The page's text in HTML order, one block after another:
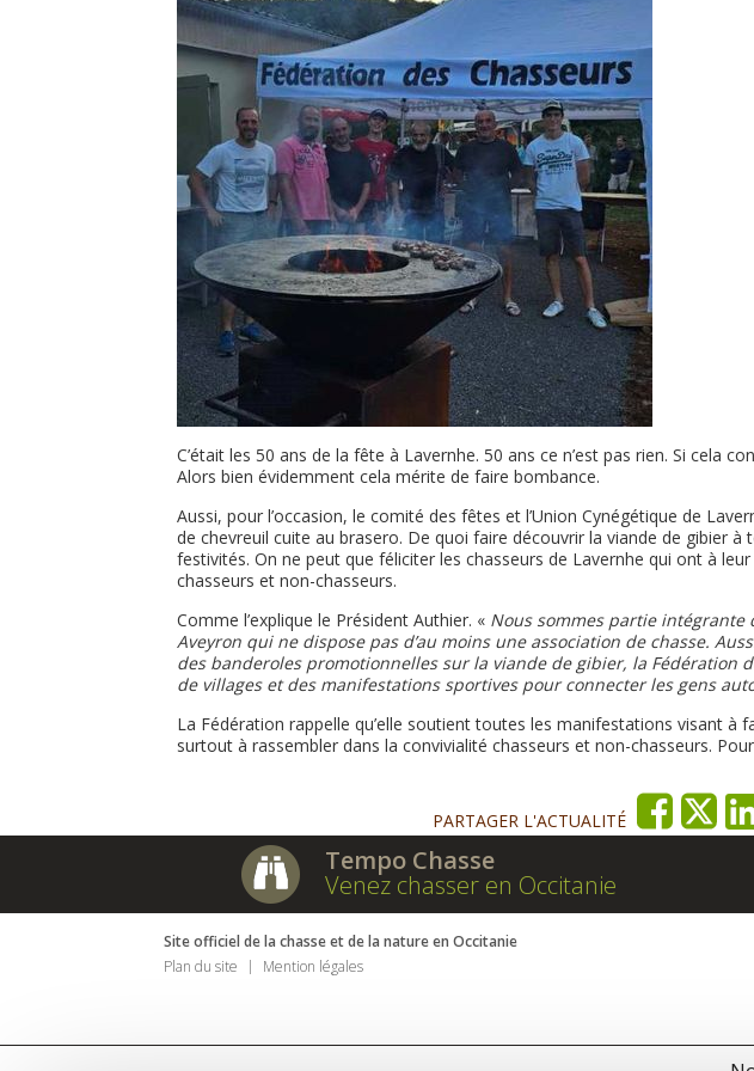
C’était les 50 ans de la fête à Lavernhe. 50 ans ce n’est pas rien. Si cela
Alors bien évidemment cela mérite de faire bombance.
Aussi, pour l’occasion, le comité des fêtes et l’Union Cynégétique de
de chevreuil cuite au brasero. De quoi faire découvrir la viande de gibier
festivités. On ne peut que féliciter les chasseurs de Lavernhe qui ont à
chasseurs et non-chasseurs.
Comme l’explique le Président Authier. « Nous sommes partie intégrante
Aveyron qui ne dispose pas d’au moins une association de chasse.
des banderoles promotionnelles sur la viande de gibier, la Fédération
de villages et des manifestations sportives pour connecter les gens
La Fédération rappelle qu’elle soutient toutes les manifestations visant à
surtout à rassembler dans la convivialité chasseurs et non-chasseurs.
PARTAGER L'ACTUALITÉ
Tempo Chasse
Venez chasser en Occitanie
Site officiel de la chasse et de la nature en Occitanie
Plan du site
Mention légales